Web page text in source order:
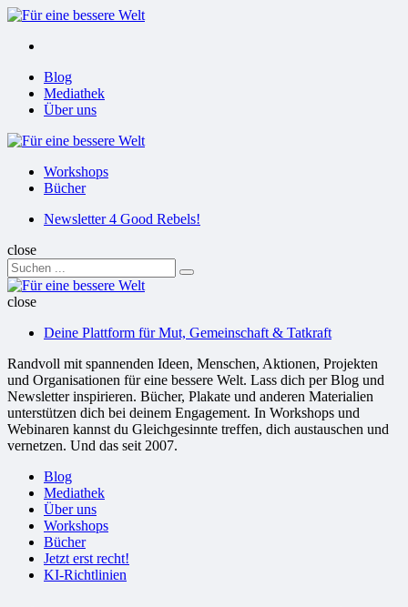
Menu
Menu
Blog
Mediathek
Über uns
Für
Workshops
Bücher
SuchenNewsletter 4 Good Rebels!
close
Search
for:
Suchen
Für
Welt
close
Deine Plattform für Mut, Gemeinschaft & Tatkraft
Randvoll mit spannenden Ideen, Menschen, Aktionen, Projekten
und Organisationen für eine bessere Welt. Lass dich per Blog und
Newsletter inspirieren. Bücher, Plakate und anderen Materialien
unterstützen dich bei deinem Engagement. In Workshops und
Webinaren kannst du Gleichgesinnte treffen, dich austauschen und
vernetzen. Und das seit 2007.
Blog
Mediathek
Über uns
Workshops
Bücher
Jetzt erst recht!
KI-Richtlinien